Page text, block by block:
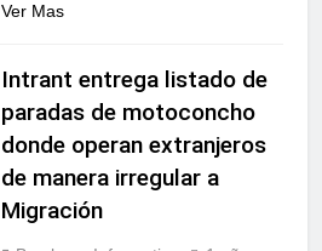
Ver Mas
Intrant entrega listado de
paradas de motoconcho
donde operan extranjeros
de manera irregular a
Migración